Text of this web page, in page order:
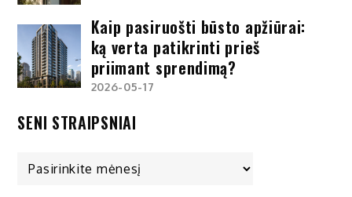
Kaip pasiruošti būsto apžiūrai:
ką verta patikrinti prieš
priimant sprendimą?
2026-05-17
SENI STRAIPSNIAI